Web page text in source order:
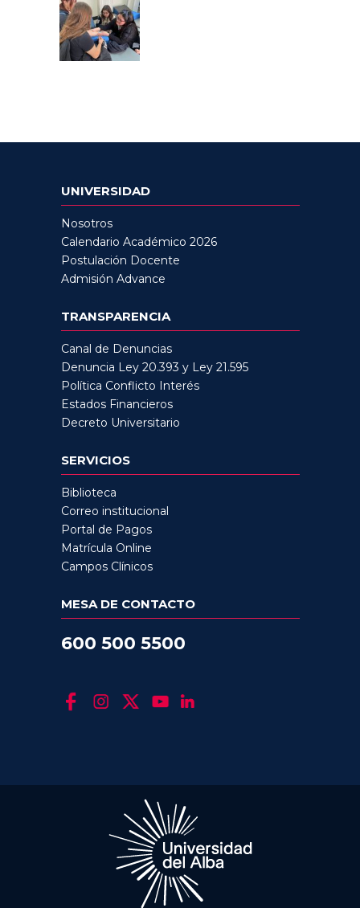
UNIVERSIDAD
Nosotros
Calendario Académico 2026
Postulación Docente
Admisión Advance
TRANSPARENCIA
Canal de Denuncias
Denuncia Ley 20.393 y Ley 21.595
Política Conflicto Interés
Estados Financieros
Decreto Universitario
SERVICIOS
Biblioteca
Correo institucional
Portal de Pagos
Matrícula Online
Campos Clínicos
MESA DE CONTACTO
600 500 5500